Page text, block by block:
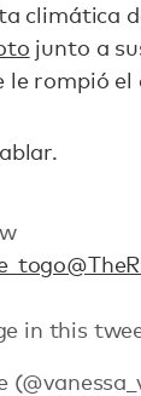
climática
junto a
le rompió el
in this